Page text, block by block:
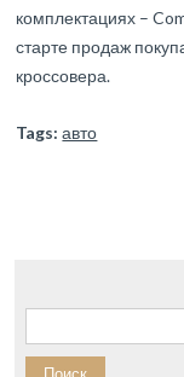
комплектациях –
старте продаж
кроссовера.
Tags: авто
Найти: